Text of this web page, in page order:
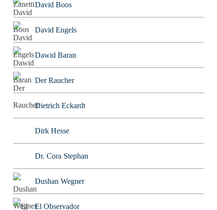
David Boos
David Engels
Dawid Baran
Der Raucher
Dietrich Eckardt
Dirk Hesse
Dr. Cora Stephan
Dushan Wegner
El Observador